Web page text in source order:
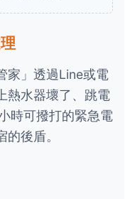
家」透過Line或電
熱水器壞了、跳電
時可撥打的緊急電
後盾。